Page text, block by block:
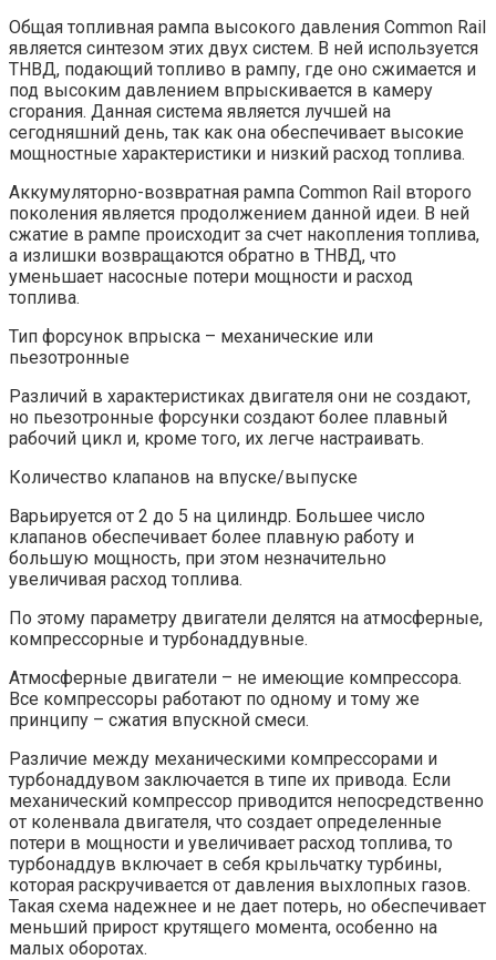
Общая топливная рампа высокого давления Common Rail
является синтезом этих двух систем. В ней используется
ТНВД, подающий топливо в рампу, где оно сжимается и
под высоким давлением впрыскивается в камеру
сгорания. Данная система является лучшей на
сегодняшний день, так как она обеспечивает высокие
мощностные характеристики и низкий расход топлива.
Аккумуляторно-возвратная рампа Common Rail второго
поколения является продолжением данной идеи. В ней
сжатие в рампе происходит за счет накопления топлива,
а излишки возвращаются обратно в ТНВД, что
уменьшает насосные потери мощности и расход
топлива.
Тип форсунок впрыска – механические или
пьезотронные
Различий в характеристиках двигателя они не создают,
но пьезотронные форсунки создают более плавный
рабочий цикл и, кроме того, их легче настраивать.
Количество клапанов на впуске/выпуске
Варьируется от 2 до 5 на цилиндр. Большее число
клапанов обеспечивает более плавную работу и
большую мощность, при этом незначительно
увеличивая расход топлива.
По этому параметру двигатели делятся на атмосферные,
компрессорные и турбонаддувные.
Атмосферные двигатели – не имеющие компрессора.
Все компрессоры работают по одному и тому же
принципу – сжатия впускной смеси.
Различие между механическими компрессорами и
турбонаддувом заключается в типе их привода. Если
механический компрессор приводится непосредственно
от коленвала двигателя, что создает определенные
потери в мощности и увеличивает расход топлива, то
турбонаддув включает в себя крыльчатку турбины,
которая раскручивается от давления выхлопных газов.
Такая схема надежнее и не дает потерь, но обеспечивает
меньший прирост крутящего момента, особенно на
малых оборотах.